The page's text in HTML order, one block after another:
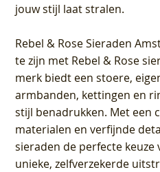
jouw stijl laat stralen.
Rebel & Rose Sieraden
te zijn met Rebel & Rose
merk biedt een stoere,
armbanden, kettingen en
stijl benadrukken. Met een
materialen en verfijnde
sieraden de perfecte
unieke, zelfverzekerde